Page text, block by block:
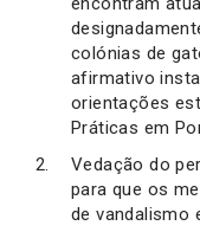
colónias de
afirmativo
orientações
Práticas em
Vedação do
para que os
de vandalismo